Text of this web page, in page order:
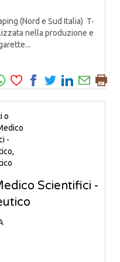
(Nord e Sud Italia) T-
nella produzione e
Scientifici -